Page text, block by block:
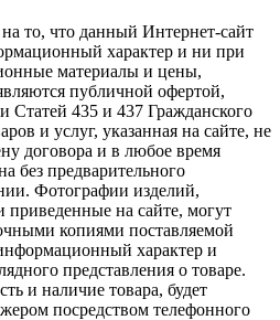
то, что данный Интернет-сайт
характер и ни при
материалы и цены,
публичной офертой,
Статей 435 и 437 Гражданского
и услуг, указанная на сайте, не
договора и в любое время
без предварительного
Фотографии изделий,
приведенные на сайте, могут
копиями поставляемой
характер и
представления о товаре.
и наличие товара, будет
посредством телефонного